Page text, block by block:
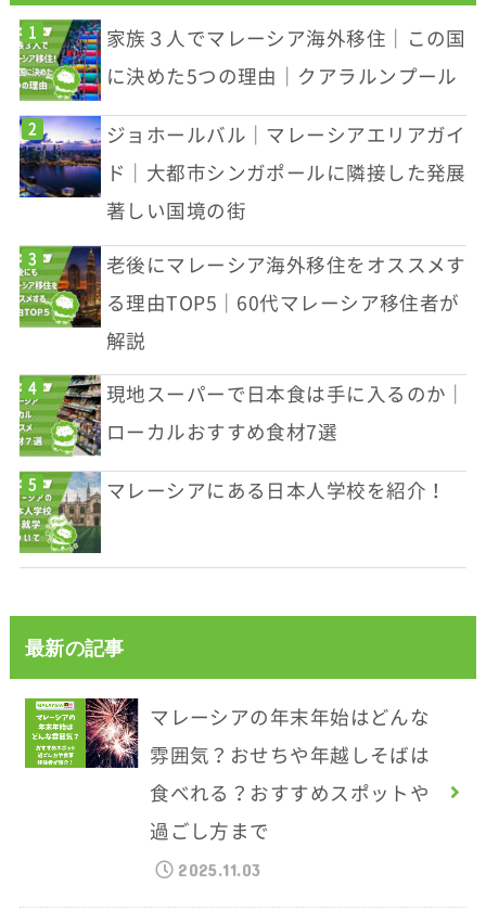
家族３人でマレーシア海外移住｜この国
に決めた5つの理由｜クアラルンプール
ジョホールバル｜マレーシアエリアガイ
ド｜大都市シンガポールに隣接した発展
著しい国境の街
老後にマレーシア海外移住をオススメす
る理由TOP5｜60代マレーシア移住者が
解説
現地スーパーで日本食は手に入るのか｜
ローカルおすすめ食材7選
マレーシアにある日本人学校を紹介！
最新の記事
マレーシアの年末年始はどんな
雰囲気？おせちや年越しそばは
食べれる？おすすめスポットや
過ごし方まで
2025.11.03